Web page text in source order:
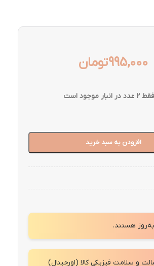
995,000تومان
فقط 2 عدد در انبار موجود است
افزودن به سبد خرید
هستند.
و سلامت فیزیکی کالا (اورجینال)